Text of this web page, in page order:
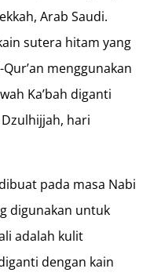
Arab Saudi.
sutera hitam yang
menggunakan
Ka’bah diganti
hari
pada masa Nabi
digunakan untuk
adalah kulit
dengan kain